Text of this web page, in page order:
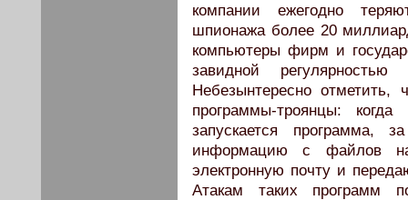
компании ежегодно
шпионажа более 20
компьютеры фирм и
завидной
Небезынтересно
программы-троянцы:
запускается программа,
информацию с файлов на
электронную почту и
Атакам таких программ